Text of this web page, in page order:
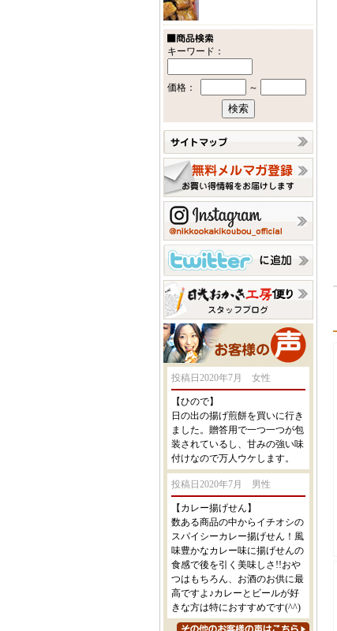
キーワード：
価格： ～
投稿日2020年7月 女性
【ひので】
日の出の揚げ煎餅を買いに行き
ました。贈答用で一つ一つが包
装されているし、甘みの強い味
付けなので万人ウケします。
投稿日2020年7月 男性
【カレー揚げせん】
数ある商品の中からイチオシの
スパイシーカレー揚げせん！風
味豊かなカレー味に揚げせんの
食感で後を引く美味しさ!!おや
つはもちろん、お酒のお供に最
高ですよ♪カレーとビールが好
きな方は特におすすめです(^^)